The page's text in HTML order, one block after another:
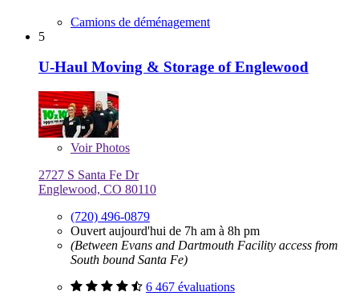
Camions de déménagement
5
U-Haul Moving & Storage of Englewood
VoirPhotos
2727 S Santa Fe Dr
Englewood, CO 80110
(720) 496-0879
Ouvert aujourd'hui de 7h am à 8h pm
(Between Evans and Dartmouth Facility access from
South bound Santa Fe)
6 467 évaluations